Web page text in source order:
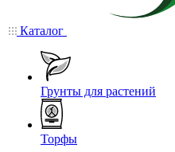
Каталог
Грунты для растений
Торфы